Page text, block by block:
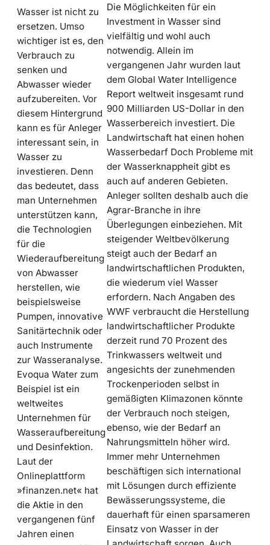
Wasser ist nicht zu
ersetzen. Umso
wichtiger ist es, den
Verbrauch zu
senken und
Abwasser wieder
aufzubereiten. Vor
diesem Hintergrund
kann es für Anleger
interessant sein, in
Wasser zu
investieren. Denn
das bedeutet, dass
man Unternehmen
unterstützen kann,
die Technologien
für die
Wiederaufbereitung
von Abwasser
herstellen, wie
beispielsweise
Pumpen, innovative
Sanitärtechnik oder
auch Instrumente
zur Wasseranalyse.
Evoqua Water zum
Beispiel ist ein
weltweites
Unternehmen für
Wasseraufbereitung
und Desinfektion.
Laut der
Onlineplattform
»finanzen.net« hat
die Aktie in den
vergangenen fünf
Jahren einen
Die Möglichkeiten für ein
Investment in Wasser sind
vielfältig und wohl auch
notwendig. Allein im
vergangenen Jahr wurden laut
dem Global Water Intelligence
Report weltweit insgesamt rund
900 Milliarden US-Dollar in den
Wasserbereich investiert. Die
Landwirtschaft hat einen hohen
Wasserbedarf Doch Probleme mit
der Wasserknappheit gibt es
auch auf anderen Gebieten.
Anleger sollten deshalb auch die
Agrar-Branche in ihre
Überlegungen einbeziehen. Mit
steigender Weltbevölkerung
steigt auch der Bedarf an
landwirtschaftlichen Produkten,
die wiederum viel Wasser
erfordern. Nach Angaben des
WWF verbraucht die Herstellung
landwirtschaftlicher Produkte
derzeit rund 70 Prozent des
Trinkwassers weltweit und
angesichts der zunehmenden
Trockenperioden selbst in
gemäßigten Klimazonen könnte
der Verbrauch noch steigen,
ebenso, wie der Bedarf an
Nahrungsmitteln höher wird.
Immer mehr Unternehmen
beschäftigen sich international
mit Lösungen durch effiziente
Bewässerungssysteme, die
dauerhaft für einen sparsameren
Einsatz von Wasser in der